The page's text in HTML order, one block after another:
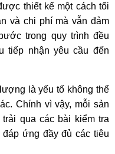
thiết kế một cách tối
và chi phí mà vẫn đảm
trong quy trình đều
tiếp nhận yêu cầu đến
là yếu tố không thể
Chính vì vậy, mỗi sản
qua các bài kiểm tra
đáp ứng đầy đủ các tiêu